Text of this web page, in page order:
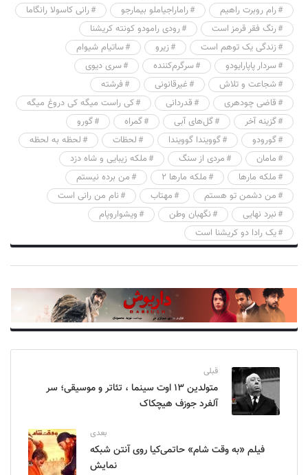
رام روبرت راهیم
راماراجیاملو بیمارجو
رانی کاسولا رانگاما
رنگ فقر قرمز است
رودی رامودو کونته کریشنا
زندگی یک توهم است
زیرو
ساتیام شیوام
سردار پاپارایودو
سرگرم‌کننده
سری دیوی
شجاعت و تلاش
غیرقانونی
فرشته
قاضی چودهری
قدردانی
کی راست میگه کی دروغ میگه
گزینه آخر
گل‌های آبی گمراه
گورو
گورودو
گوویندا گوویندا لحظات
لحظه به لحظه
مامان
مردی از سنگ
ملکه زیبایی و شاه دزد
ملکه مارها
ملکه مارها ۲
من برده نیستم
من دشمن تو هستم
مهتاب
نام من رانی است
نبرد نهایی
نگهبان وطن
ویشواروپام
یک رادا دو کریشنا است
قبلی
متولدین ۱۳ اوت سینما ، تئاتر و موسیقی؛ سر
آلفرد جوزف هیچکاک
بعدی
فیلم «به وقت شام» حاتمی‌کیا روی آنتن شبکه
نمایش